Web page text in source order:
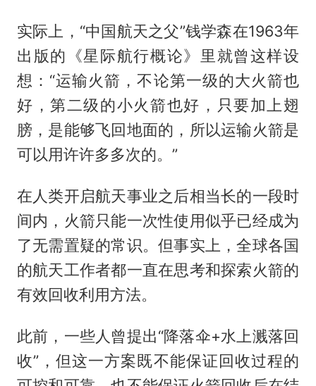
实际上，“中国航天之父”钱学森在1963年
出版的《星际航行概论》里就曾这样设
想：“运输火箭，不论第一级的大火箭也
好，第二级的小火箭也好，只要加上翅
膀，是能够飞回地面的，所以运输火箭是
可以用许许多多次的。”
在人类开启航天事业之后相当长的一段时
间内，火箭只能一次性使用似乎已经成为
了无需置疑的常识。但事实上，全球各国
的航天工作者都一直在思考和探索火箭的
有效回收利用方法。
此前，一些人曾提出“降落伞+水上溅落回
收”，但这一方案既不能保证回收过程的